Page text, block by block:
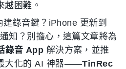
越困難。
錄音鍵？iPhone 更新到
知？別擔心，這篇文章將為
錄音 App 解決方案，並推
大化的 AI 神器——TinRec